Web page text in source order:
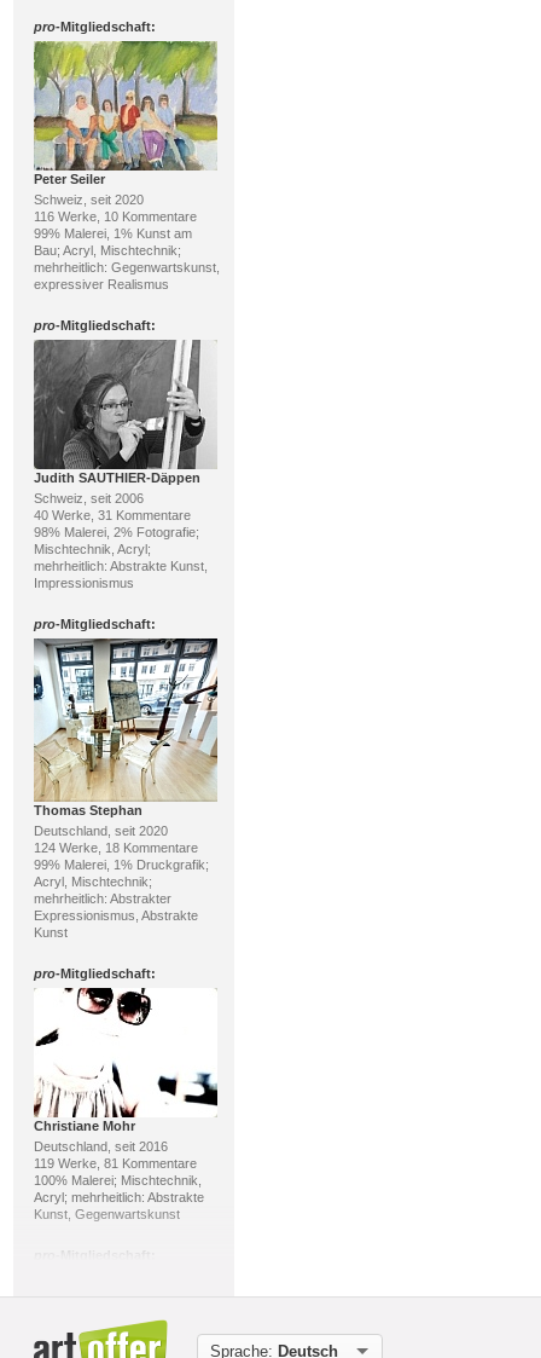
pro-Mitgliedschaft:
Peter Seiler
Schweiz, seit 2020
116 Werke, 10 Kommentare
99% Malerei, 1% Kunst am
Bau; Acryl, Mischtechnik;
mehrheitlich: Gegenwartskunst,
expressiver Realismus
pro-Mitgliedschaft:
Judith SAUTHIER-Däppen
Schweiz, seit 2006
40 Werke, 31 Kommentare
98% Malerei, 2% Fotografie;
Mischtechnik, Acryl;
mehrheitlich: Abstrakte Kunst,
Impressionismus
pro-Mitgliedschaft:
Thomas Stephan
Deutschland, seit 2020
124 Werke, 18 Kommentare
99% Malerei, 1% Druckgrafik;
Acryl, Mischtechnik;
mehrheitlich: Abstrakter
Expressionismus, Abstrakte
Kunst
pro-Mitgliedschaft:
Christiane Mohr
Deutschland, seit 2016
119 Werke, 81 Kommentare
100% Malerei; Mischtechnik,
Acryl; mehrheitlich: Abstrakte
Kunst, Gegenwartskunst
Sprache: Deutsch